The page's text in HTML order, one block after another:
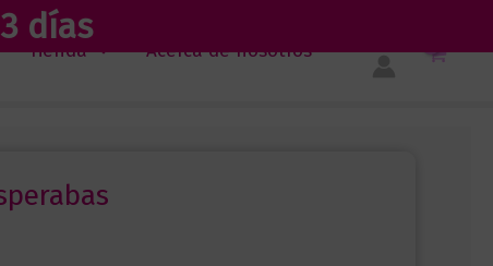
días
Tienda
Acerca de nosotros